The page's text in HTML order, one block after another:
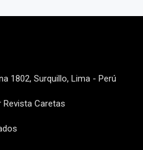
1802, Surquillo, Lima - Perú
Caretas